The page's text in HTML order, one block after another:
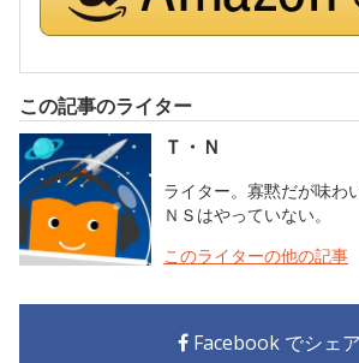
この記事のライター
Ｔ・Ｎ
ライター。寡黙だが味わ
ＮＳはやっていない。
このライターの他の記事
Facebook でシェア